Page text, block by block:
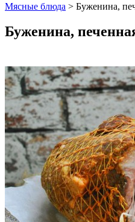
Мясные блюда > Буженина,
Буженина,